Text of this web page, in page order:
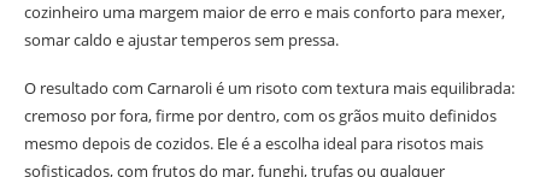
cozinheiro uma margem maior de erro e mais conforto para mexer,
somar caldo e ajustar temperos sem pressa.
O resultado com Carnaroli é um risoto com textura mais equilibrada:
cremoso por fora, firme por dentro, com os grãos muito definidos
mesmo depois de cozidos. Ele é a escolha ideal para risotos mais
sofisticados, com frutos do mar, funghi, trufas ou qualquer